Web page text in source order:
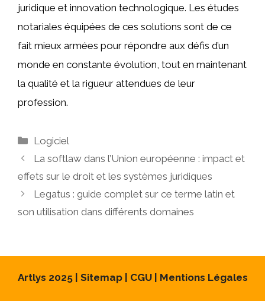
juridique et innovation technologique. Les études
notariales équipées de ces solutions sont de ce
fait mieux armées pour répondre aux défis d’un
monde en constante évolution, tout en maintenant
la qualité et la rigueur attendues de leur
profession.
Catégories
Logiciel
La softlaw dans l’Union européenne : impact et
effets sur le droit et les systèmes juridiques
Legatus : guide complet sur ce terme latin et
son utilisation dans différents domaines
Artlys 2025 | Sitemap| CGU| Mentions Légales